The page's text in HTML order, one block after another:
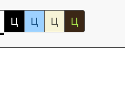
Ц Ц Ц Ц